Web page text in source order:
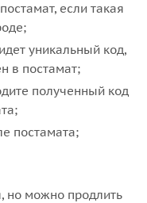
если такая
уникальный код,
в постамат;
полученный код
постамата;
но можно продлить